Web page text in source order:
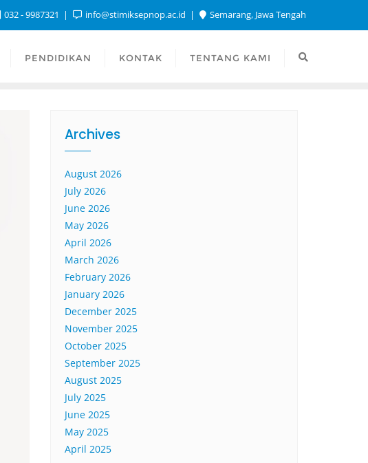
032 - 9987321 info@stimiksepnop.ac.id Semarang, Jawa Tengah
PENDIDIKAN KONTAK TENTANG KAMI
Archives
August 2026
July 2026
June 2026
May 2026
April 2026
March 2026
February 2026
January 2026
December 2025
November 2025
October 2025
September 2025
August 2025
July 2025
June 2025
May 2025
April 2025